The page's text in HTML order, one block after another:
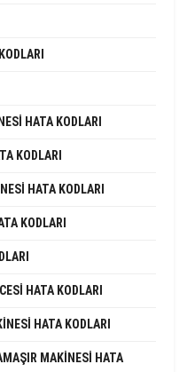
HATA KODLARI
KODLARI
HATA KODLARI
KODLARI
HATA KODLARI
HATA KODLARI
MAKINESI HATA